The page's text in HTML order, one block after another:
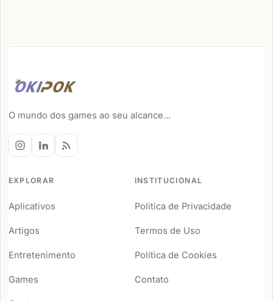
O mundo dos games ao seu alcance...
EXPLORAR
Aplicativos
Artigos
Entretenimento
Games
INSTITUCIONAL
Política de Privacidade
Termos de Uso
Política de Cookies
Contato